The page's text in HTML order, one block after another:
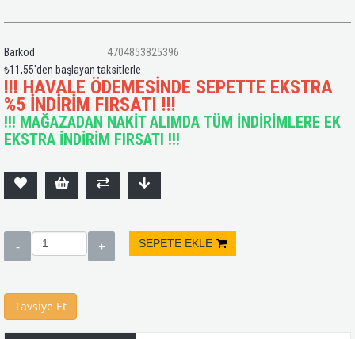
Barkod
4704853825396
₺11,55'den başlayan taksitlerle
!!! HAVALE ÖDEMESİNDE SEPETTE EKSTRA
%5 İNDİRİM FIRSATI !!!
!!! MAĞAZADAN NAKİT ALIMDA TÜM İNDİRİMLERE EK
EKSTRA İNDİRİM FIRSATI !!!
Tavsiye Et